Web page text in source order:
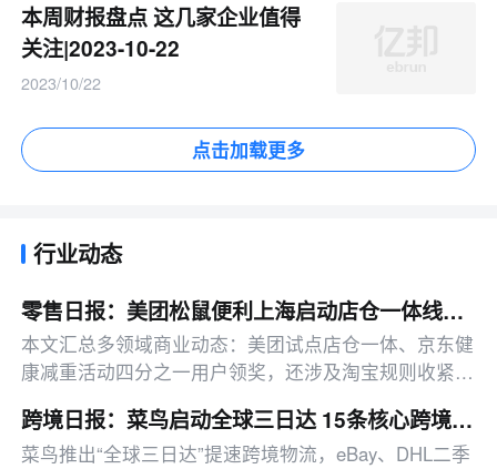
本周财报盘点 这几家企业值得
关注|2023-10-22
2023/10/22
点击加载更多
行业动态
零售日报：美团松鼠便利上海启动店仓一体线下试点
本文汇总多领域商业动态：美团试点店仓一体、京东健
康减重活动四分之一用户领奖，还涉及淘宝规则收紧、
跨境日报：菜鸟启动全球三日达 15条核心跨境线路实现72小时门到门
菜鸟推出“全球三日达”提速跨境物流，eBay、DHL二季